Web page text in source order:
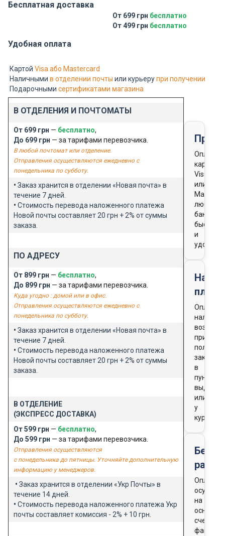
Бесплатная доставка
От 699 грн бесплатно
От 499 грн бесплатно
Удобная оплата
Картой Visa або Mastercard
Наличными в отделении почты или курьерупри получении
Подарочными сертификатами магазина
В ОТДЕЛЕНИЯ И ПОЧТОМАТЫ
От 699 грн — бесплатно,
До 699 грн — за тарифами перевозчика.
В любой почтомат или отделение.
Отправления осуществляются ежедневно с
понедельника по субботу.
• Заказ хранится в отделении «Новая почта» в
течение 7 дней.
• Стоимость перевода наложенного платежа
Новой почты составляет 20 грн + 2% от суммы
заказа.
ПО АДРЕСУ
От 899 грн — бесплатно,
До 899 грн — за тарифами перевозчика.
Куда угодно : домой или в офис.
Отправления осуществляются ежедневно с
понедельника по субботу.
• Заказ хранится в отделении «Новая почта» в
течение 7 дней.
• Стоимость перевода наложенного платежа
Новой почты составляет 20 грн + 2% от суммы
заказа.
В ОТДЕЛЕНИЕ
(ЭКСПРЕСС ДОСТАВКА)
От 599 грн — бесплатно,
До 599 грн — за тарифами перевозчика.
Отправления осуществляются
с понедельника до пятницы. Уточняйте дополнительную
информацию у менеджеров.
• Заказ хранится в отделении «Укр Почты» в
течение 14 дней.
• Стоимость перевода наложенного платежа Укр
почты составляет комиссия - 2% + 10 грн.
Оплата
картой
Visa
или
любого
банка
быстро
и
удобно
Оплата
при
заказа
в
пункте
выдачи
или
у
курьера
Оплата
на
счета-
фактуры